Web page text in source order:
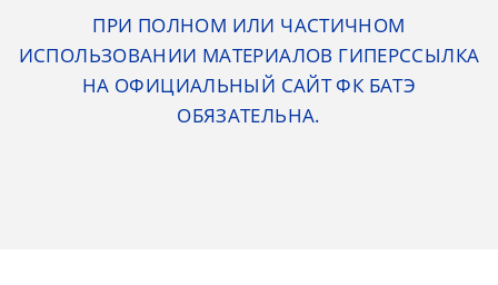
ПРИ ПОЛНОМ ИЛИ ЧАСТИЧНОМ
ИСПОЛЬЗОВАНИИ МАТЕРИАЛОВ ГИПЕРССЫЛКА
НА ОФИЦИАЛЬНЫЙ САЙТ ФК БАТЭ
ОБЯЗАТЕЛЬНА.